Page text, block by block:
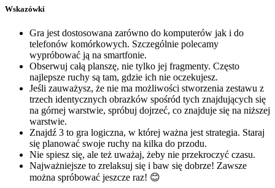
Wskazówki
Gra jest dostosowana zarówno do komputerów jak i do
telefonów komórkowych. Szczególnie polecamy
wypróbować ją na smartfonie.
Obserwuj całą planszę, nie tylko jej fragmenty. Często
najlepsze ruchy są tam, gdzie ich nie oczekujesz.
Jeśli zauważysz, że nie ma możliwości stworzenia zestawu z
trzech identycznych obrazków spośród tych znajdujących się
na górnej warstwie, spróbuj dojrzeć, co znajduje się na niższej
warstwie.
Znajdź 3 to gra logiczna, w której ważna jest strategia. Staraj
się planować swoje ruchy na kilka do przodu.
Nie spiesz się, ale też uważaj, żeby nie przekroczyć czasu.
Najważniejsze to zrelaksuj się i baw się dobrze! Zawsze
można spróbować jeszcze raz! 😊